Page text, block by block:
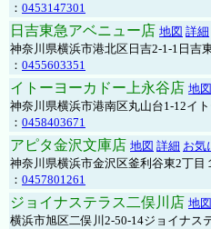
： 0453147301
日吉東急アベニュー店 地図 詳細
神奈川県横浜市港北区日吉2-1-1日
： 0455603351
イトーヨーカドー上永谷店 地図
神奈川県横浜市港南区丸山台1-12イ
： 0458403671
アピタ金沢文庫店 地図 詳細 お気
神奈川県横浜市金沢区釜利谷東2丁目
： 0457801261
ジョイナステラス二俣川店 地図
横浜市旭区二俣川2-50-14ジョイナス